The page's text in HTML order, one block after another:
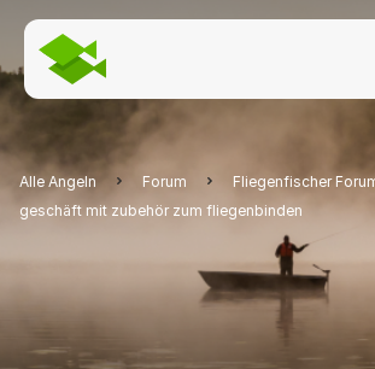
Alle Angeln Forum
Fliegenfischer
geschäft mit zubehör zum fliegenbinden